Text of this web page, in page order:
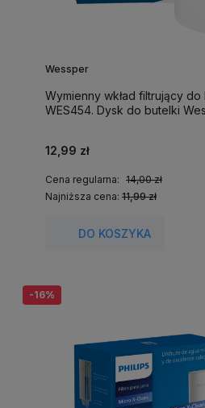
Wessper
Wymienny wkład filtrujący
WES454. Dysk do butelki
12,99 zł
Cena regularna: 14,00 zł
Najniższa cena: 11,99 zł
DO KOSZYKA
-16%